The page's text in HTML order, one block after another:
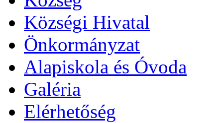
Községi Hivatal
Önkormányzat
Alapiskola és Óvoda
Galéria
Elérhetőség